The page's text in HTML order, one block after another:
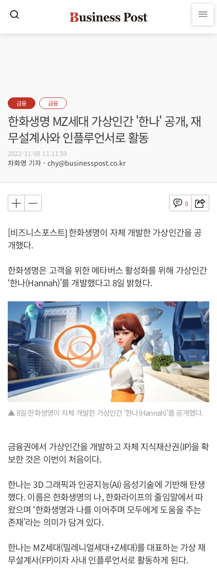
금융 금융
한화생명 MZ세대 가상인간 '한나' 공개, 재
무설계사와 인플루언서로 활동
2022-11-08 11:11:59
차화영 기자 - chy@businesspost.co.kr
0
[비즈니스포스트] 한화생명이 자체 개발한 가상인간을 공
개했다.
한화생명은 고객을 위한 메타버스 활성화를 위해 가상인간
‘한나(Hannah)’를 개발했다고 8일 밝혔다.
▲ 8일 한화생명이 자체 개발한 가상인간 ‘한나(Hannah)’를 공개했다.
금융권에서 가상인간을 개발하고 자체 지식재산권(IP)을 확
보한 것은 이번이 처음이다.
한나는 3D 그래픽과 인공지능(AI) 음성기술에 기반해 탄생
했다. 이름은 한화생명의 나, 한화라이프의 줄임말에서 따
왔으며 ‘한화생명과 나를 이어주며 모두에게 도움을 주는
존재’라는 의미가 담겨 있다.
한나는 MZ세대(밀레니얼세대+Z세대)를 대표하는 가상 재
무설계사(FP)이자 사내 인플루언서로 활동하게 된다.